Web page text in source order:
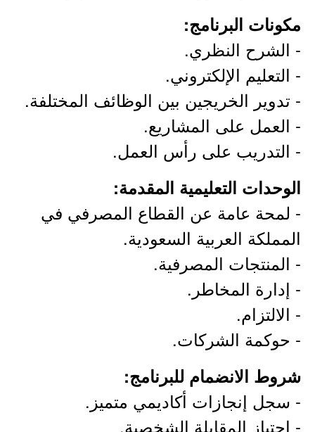
مكونات البرنامج:
- الشرح النظري.
- التعليم الإلكتروني.
- تدوير الخريجين بين الوظائف المختلفة.
- العمل على المشاريع.
- التدريب على رأس العمل.
الوحدات التعليمية المقدمة:
- لمحة عامة عن القطاع المصرفي في
المملكة العربية السعودية.
- المنتجات المصرفية.
- إدارة المخاطر.
- الالتزام.
- حوكمة الشركات.
شروط الانضمام للبرنامج:
- سجل إنجازات أكاديمي متميز.
- اجتياز المقابلة الشخصية.